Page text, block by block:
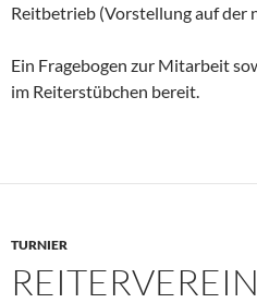
Reitbetrieb (Vorstellung auf der
Ein Fragebogen zur Mitarbeit
im Reiterstübchen bereit.
TURNIER